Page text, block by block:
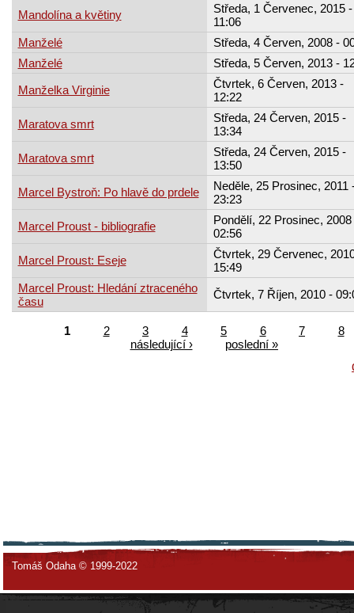
Mandolína a květiny
Středa, 1 Červenec, 2015 -
11:06
Manželé
Středa, 4 Červen, 2008 -
Manželé
Středa, 5 Červen, 2013 -
Manželka Virginie
Čtvrtek, 6 Červen, 2013 -
12:22
Maratova smrt
Středa, 24 Červen, 2015 -
13:34
Maratova smrt
Středa, 24 Červen, 2015 -
13:50
Marcel Bystroň: Po hlavě do prdele
Neděle, 25 Prosinec, 2011
23:23
Marcel Proust - bibliografie
Pondělí, 22 Prosinec, 2008
02:56
Marcel Proust: Eseje
Čtvrtek, 29 Červenec,
15:49
Marcel Proust: Hledání ztraceného
času
Čtvrtek, 7 Říjen, 2010 -
1 2 3 4 5 6 7
8
následující ›
poslední »
Tomáš Odaha © 1999-2022